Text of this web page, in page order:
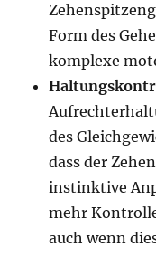
Form des
komplexe
des
dass der
instinktive
mehr
auch wenn